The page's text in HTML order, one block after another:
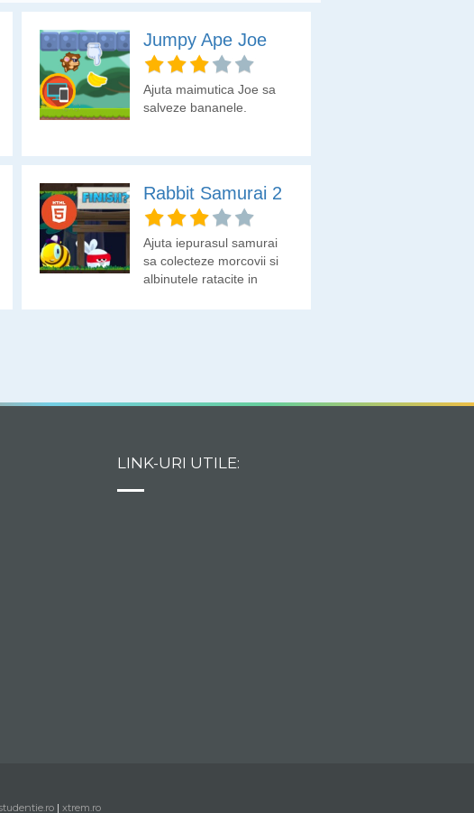
Jumpy Ape Joe
Ajuta maimutica Joe sa
salveze bananele.
Rabbit Samurai 2
Ajuta iepurasul samurai
sa colecteze morcovii si
albinutele ratacite in
LINK-URI UTILE:
| xtrem.ro